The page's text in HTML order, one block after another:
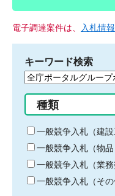
電子調達案件は、 入札情
キーワード検索
検
る
キ
ー
ワ
ー
ド
種類
一般競争入札（建設
一般競争入札（物品
一般競争入札（業務
一般競争入札（その